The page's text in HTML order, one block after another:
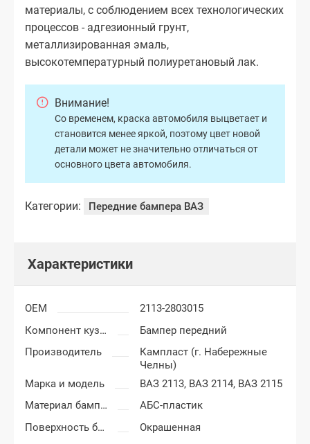
материалы, с соблюдением всех технологических
процессов - адгезионный грунт,
металлизированная эмаль,
высокотемпературный полиуретановый лак.
Внимание!
Со временем, краска автомобиля выцветает и
становится менее яркой, поэтому цвет новой
детали может не значительно отличаться от
основного цвета автомобиля.
Категории: Передние бампера ВАЗ
Характеристики
OEM
2113-2803015
Компонент кузова
Бампер передний
Производитель
Кампласт (г. Набережные
Челны)
Марка и модель
ВАЗ 2113, ВАЗ 2114, ВАЗ 2115
Материал бампера
АБС-пластик
Поверхность бампера
Окрашенная